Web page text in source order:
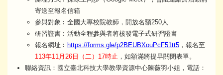
寄送至報名信箱
參與對象︰全國大專校院教師，開放名額250人
研習證書︰活動全程參與者將核發電子式研習證書
報名網址︰ https://forms.gle/p2BEUBXouPcF51tt5 ，報名至
113年11月26日（二）17時止 ，如額滿將提早關閉表單。
聯絡資訊：國立臺北科技大學教學資源中心陳薇羽小姐，電話：